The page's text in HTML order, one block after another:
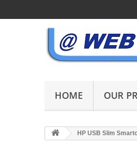
HOME OUR
HP USB Slim